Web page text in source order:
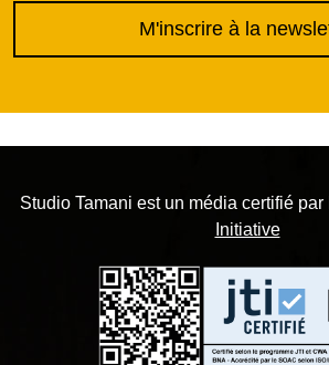
M'inscrire à la
Studio Tamani est un média certifié par
Initiative